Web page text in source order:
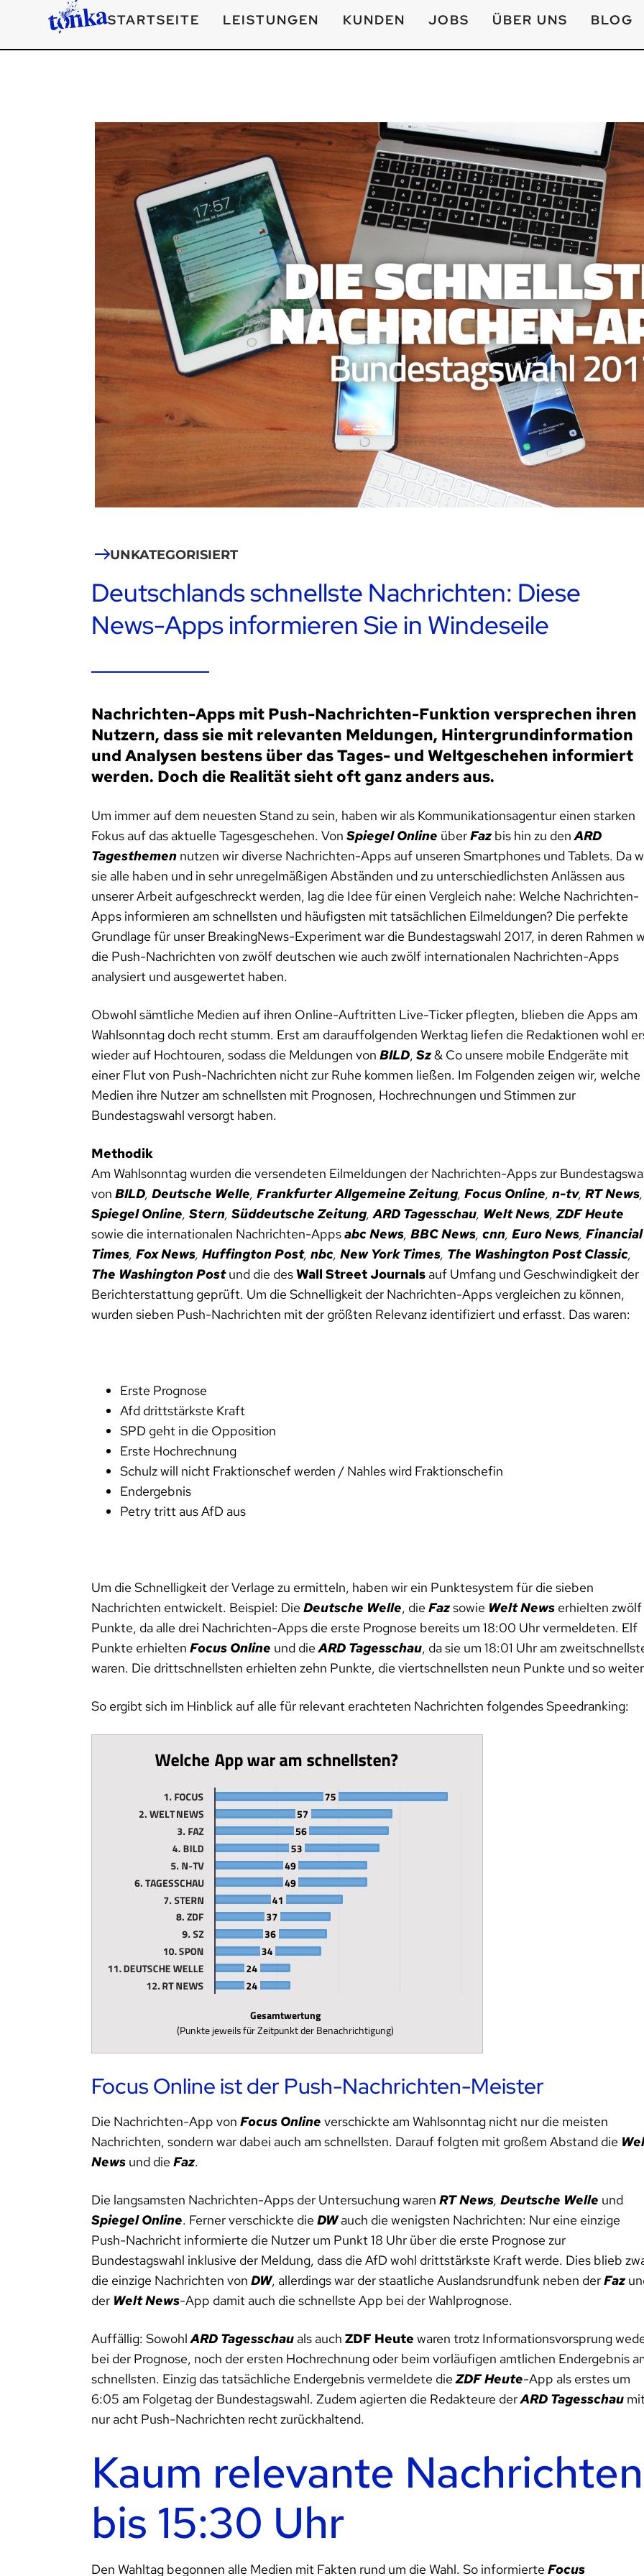
STARTSEITE LEISTUNGEN KUNDEN JOBS ÜBER UNS BLOG
UNKATEGORISIERT
Deutschlands schnellste Nachrichten: Diese
News-Apps informieren Sie in Windeseile
Nachrichten-Apps mit Push-Nachrichten-Funktion versprechen ihren
Nutzern, dass sie mit relevanten Meldungen, Hintergrundinformation
und Analysen bestens über das Tages- und Weltgeschehen informiert
werden. Doch die Realität sieht oft ganz anders aus.
Um immer auf dem neuesten Stand zu sein, haben wir als Kommunikationsagentur einen starken
Fokus auf das aktuelle Tagesgeschehen. Von Spiegel Online überFazbis hin zu denARD
Tagesthemennutzen wir diverse Nachrichten-Apps auf unseren Smartphones und Tablets. Da
sie alle haben und in sehr unregelmäßigen Abständen und zu unterschiedlichsten Anlässen aus
unserer Arbeit aufgeschreckt werden, lag die Idee für einen Vergleich nahe: Welche Nachrichten-
Apps informieren am schnellsten und häufigsten mit tatsächlichen Eilmeldungen? Die perfekte
Grundlage für unser BreakingNews-Experiment war die Bundestagswahl 2017, in deren Rahmen
die Push-Nachrichten von zwölf deutschen wie auch zwölf internationalen Nachrichten-Apps
analysiert und ausgewertet haben.
Obwohl sämtliche Medien auf ihren Online-Auftritten Live-Ticker pflegten, blieben die Apps am
Wahlsonntag doch recht stumm. Erst am darauffolgenden Werktag liefen die Redaktionen wohl
wieder auf Hochtouren, sodass die Meldungen von BILD, Sz& Co unsere mobile Endgeräte mit
einer Flut von Push-Nachrichten nicht zur Ruhe kommen ließen. Im Folgenden zeigen wir, welche
Medien ihre Nutzer am schnellsten mit Prognosen, Hochrechnungen und Stimmen zur
Bundestagswahl versorgt haben.
Methodik
Am Wahlsonntag wurden die versendeten Eilmeldungen der Nachrichten-Apps zur
von BILD, Deutsche Welle, Frankfurter Allgemeine Zeitung, Focus Online, n-tv, RT News,
Spiegel Online, Stern, Süddeutsche Zeitung,ARD Tagesschau, Welt News,ZDF Heute
sowie die internationalen Nachrichten-Appsabc News, BBC News, cnn, Euro News, Financial
Times, Fox News, Huffington Post, nbc, New York Times, The Washington Post Classic,
The Washington Postund die desWall Street Journalsauf Umfang und Geschwindigkeit der
Berichterstattung geprüft. Um die Schnelligkeit der Nachrichten-Apps vergleichen zu können,
wurden sieben Push-Nachrichten mit der größten Relevanz identifiziert und erfasst. Das waren:
Erste Prognose
Afd drittstärkste Kraft
SPD geht in die Opposition
Erste Hochrechnung
Schulz will nicht Fraktionschef werden / Nahles wird Fraktionschefin
Endergebnis
Petry tritt aus AfD aus
Um die Schnelligkeit der Verlage zu ermitteln, haben wir ein Punktesystem für die sieben
Nachrichten entwickelt. Beispiel: DieDeutsche Welle, dieFazsowie Welt Newserhielten zwölf
Punkte, da alle drei Nachrichten-Apps die erste Prognose bereits um 18:00 Uhr vermeldeten. Elf
Punkte erhielten Focus Online und dieARD Tagesschau, da sie um 18:01 Uhr am
waren. Die drittschnellsten erhielten zehn Punkte, die viertschnellsten neun Punkte und so
So ergibt sich im Hinblick auf alle für relevant erachteten Nachrichten folgendes Speedranking:
Focus Online ist der Push-Nachrichten-Meister
Die Nachrichten-App von Focus Online verschickte am Wahlsonntag nicht nur die meisten
Nachrichten, sondern war dabei auch am schnellsten. Darauf folgten mit großem Abstand die
News und dieFaz.
Die langsamsten Nachrichten-Apps der Untersuchung waren RT News, Deutsche Welle und
Spiegel Online. Ferner verschickte dieDWauch die wenigsten Nachrichten: Nur eine einzige
Push-Nachricht informierte die Nutzer um Punkt 18 Uhr über die erste Prognose zur
Bundestagswahl inklusive der Meldung, dass die AfD wohl drittstärkste Kraft werde. Dies blieb
die einzige Nachrichten von DW, allerdings war der staatliche Auslandsrundfunk neben derFaz
der Welt News-App damit auch die schnellste App bei der Wahlprognose.
Auffällig: SowohlARD Tagesschauals auch ZDF Heute waren trotz Informationsvorsprung
bei der Prognose, noch der ersten Hochrechnung oder beim vorläufigen amtlichen Endergebnis
schnellsten. Einzig das tatsächliche Endergebnis vermeldete dieZDF Heute-App als erstes um
6:05 am Folgetag der Bundestagswahl. Zudem agierten die Redakteure derARD Tagesschau
nur acht Push-Nachrichten recht zurückhaltend.
Kaum relevante Nachrichten
bis 15:30 Uhr
Den Wahltag begonnen alle Medien mit Fakten rund um die Wahl. So informierteFocus